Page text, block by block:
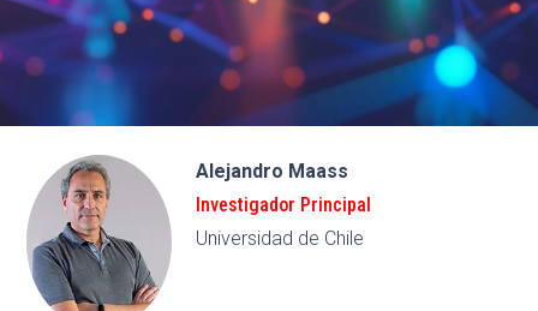
Alejandro Maass
Investigador Principal
Universidad de Chile